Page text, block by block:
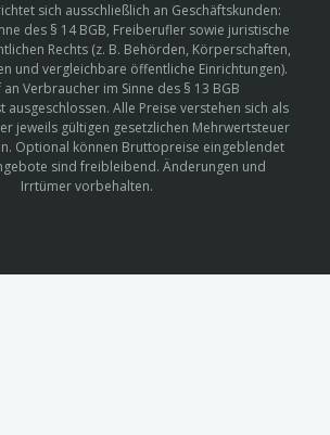
sich ausschließlich an Geschäftskunden:
des § 14 BGB, Freiberufler sowie juristische
Rechts (z. B. Behörden, Körperschaften,
und vergleichbare öffentliche Einrichtungen).
an Verbraucher im Sinne des § 13 BGB
ausgeschlossen. Alle Preise verstehen sich als
jeweils gültigen gesetzlichen Mehrwertsteuer
Optional können Bruttopreise eingeblendet
sind freibleibend. Änderungen und
Irrtümer vorbehalten.